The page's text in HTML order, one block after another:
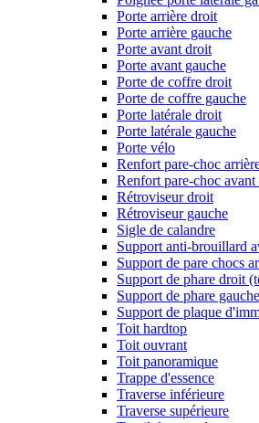
Porte arrière droit
Porte arrière gauche
Porte avant droit
Porte avant gauche
Porte de coffre droit
Porte de coffre gauche
Porte latérale droit
Porte latérale gauche
Porte vélo
Renfort pare-choc
Renfort pare-choc avant
Rétroviseur droit
Rétroviseur gauche
Sigle de calandre
Support anti-brouillard
Support de pare chocs
Support de phare droit
Support de phare
Support de plaque
Toit hardtop
Toit ouvrant
Toit panoramique
Trappe d'essence
Traverse inférieure
Traverse supérieure